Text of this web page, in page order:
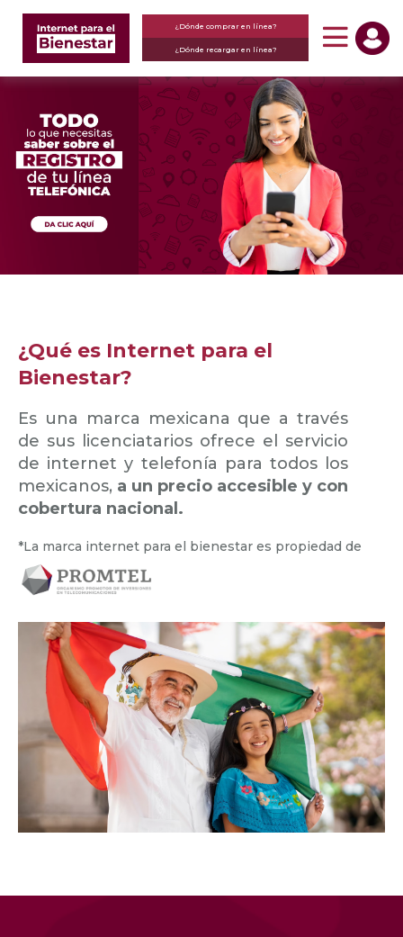
¿Dónde comprar en línea?
¿Dónde recargar en línea?
¿Qué es Internet para el
Bienestar?
Es una marca mexicana que a través
de sus licenciatarios ofrece el servicio
de internet y telefonía para todos los
mexicanos, a un precio accesible y con
cobertura nacional.
*La marca internet para el bienestar es propiedad de